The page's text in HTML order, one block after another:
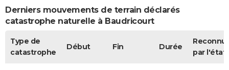
Derniers mouvements de terrain déclarés
catastrophe naturelle à Baudricourt
Type de
catastrophe
Début Fin Durée
par l'état